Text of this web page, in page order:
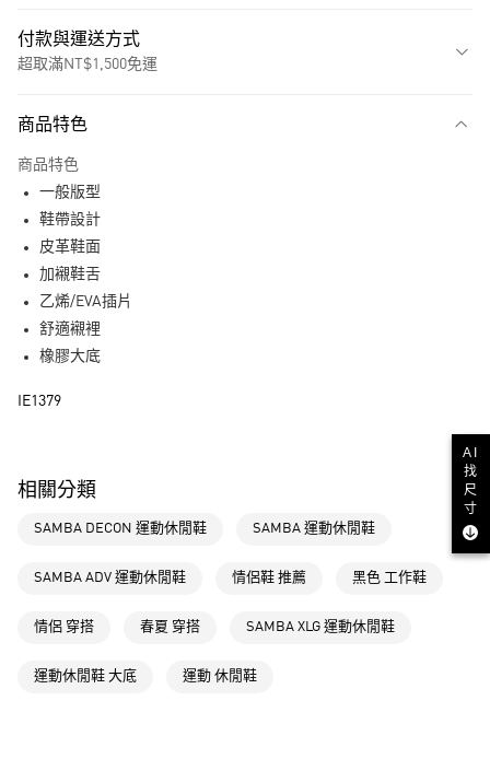
付款與運送方式
超取滿NT$1,500免運
LINE Pay
全家取貨付款
萊爾富取貨付款
每筆NT$80，滿NT$1,500(含以上)免運費
7-11取貨付款
商品特色
商品特色
一般版型
鞋帶設計
皮革鞋面
加襯鞋舌
乙烯/EVA插片
舒適襯裡
橡膠大底
IE1379
相關分類
SAMBA DECON 運動休閒鞋 SAMBA 運動休閒鞋
SAMBA ADV 運動休閒鞋 情侶鞋 推薦 黑色 工作鞋
情侶 穿搭 春夏 穿搭 SAMBA XLG 運動休閒鞋
運動休閒鞋 大底 運動 休閒鞋
AI
找
尺
寸